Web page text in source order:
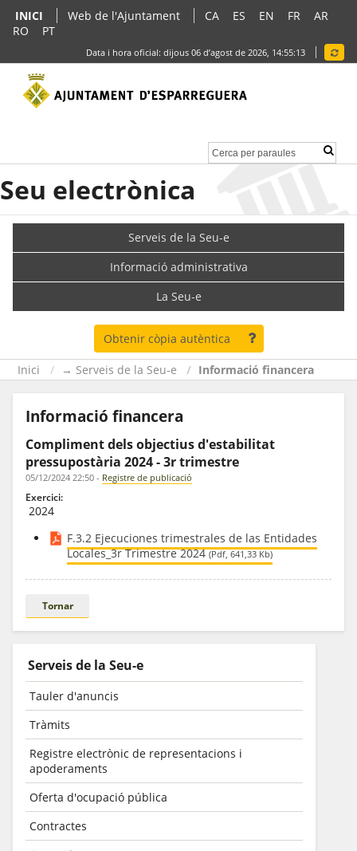
INICI Web de l'Ajuntament CA ES EN FR
AR
RO
PT
Data i hora oficial: dijous 06 d’agost de 2026, 14:55:13
Seu electrònica
Serveis de la Seu-e
Informació administrativa
La Seu-e
Obtenir còpia autèntica
Inici → Serveis de la Seu-e Informació financera
Serveis de la Seu-e
Tauler d'anuncis
Tràmits
Registre electrònic de representacions i
apoderaments
Oferta d'ocupació pública
Contractes
Informació financera
Compliment dels objectius d'estabilitat
pressupostària 2024 - 3r trimestre
05/12/2024 22:50 - Registre de publicació
Exercici:
2024
F.3.2 Ejecuciones trimestrales de las Entidades
Locales_3r Trimestre 2024(Pdf, 641,33 Kb)
Tornar